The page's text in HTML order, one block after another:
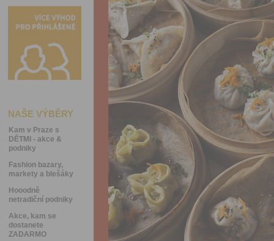
NAŠE VÝBĚRY
Kam v Praze s
DĚTMI - akce &
podniky
Fashion bazary,
markety a blešáky
Hooodně
netradiční podniky
Akce, kam se
dostanete
ZADARMO